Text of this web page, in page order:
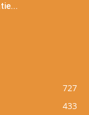
727
433